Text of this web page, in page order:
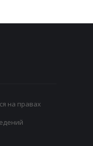
на правах